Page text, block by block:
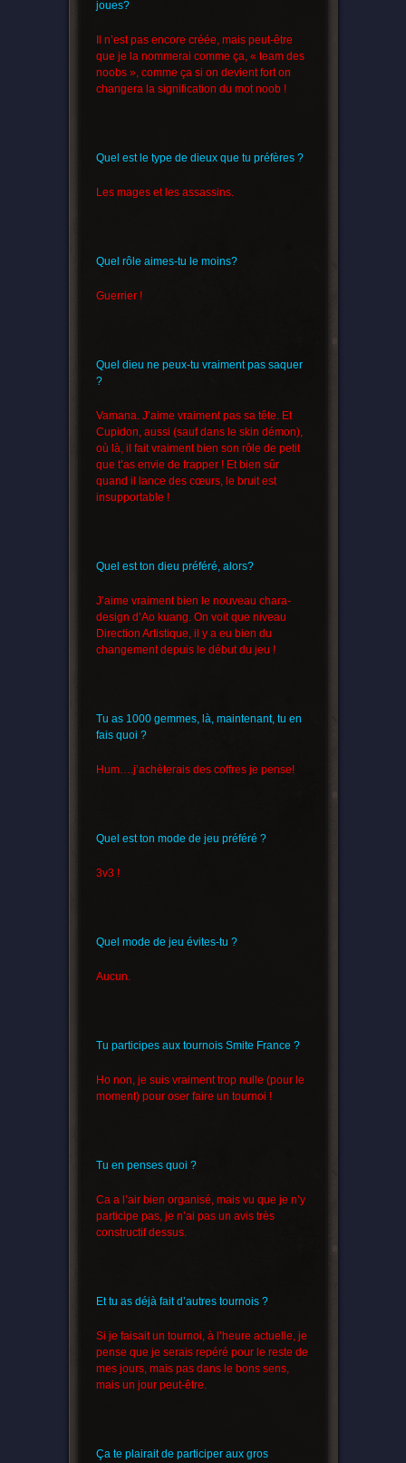
joues?
Il n’est pas encore créée, mais peut-être
que je la nommerai comme ça, « team des
noobs », comme ça si on devient fort on
changera la signification du mot noob !
Quel est le type de dieux que tu préfères ?
Les mages et les assassins.
Quel rôle aimes-tu le moins?
Guerrier !
Quel dieu ne peux-tu vraiment pas saquer
?
Vamana. J’aime vraiment pas sa tête. Et
Cupidon, aussi (sauf dans le skin démon),
où là, il fait vraiment bien son rôle de petit
que t’as envie de frapper ! Et bien sûr
quand il lance des cœurs, le bruit est
insupportable !
Quel est ton dieu préféré, alors?
J’aime vraiment bien le nouveau chara-
design d’Ao kuang. On voit que niveau
Direction Artistique, il y a eu bien du
changement depuis le début du jeu !
Tu as 1000 gemmes, là, maintenant, tu en
fais quoi ?
Hum….j’achèterais des coffres je pense!
Quel est ton mode de jeu préféré ?
3v3 !
Quel mode de jeu évites-tu ?
Aucun.
Tu participes aux tournois Smite France ?
Ho non, je suis vraiment trop nulle (pour le
moment) pour oser faire un tournoi !
Tu en penses quoi ?
Ca a l’air bien organisé, mais vu que je n’y
participe pas, je n’ai pas un avis très
constructif dessus.
Et tu as déjà fait d’autres tournois ?
Si je faisait un tournoi, à l’heure actuelle, je
pense que je serais repéré pour le reste de
mes jours, mais pas dans le bons sens,
mais un jour peut-être.
Ça te plairait de participer aux gros